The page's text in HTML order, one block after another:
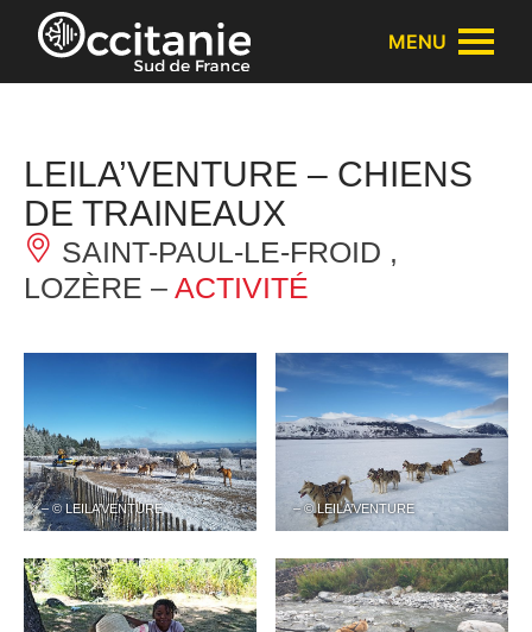
Panneau de gestion des cookies
MENU
LEILA’VENTURE – CHIENS
DE TRAINEAUX
SAINT-PAUL-LE-FROID ,
LOZÈRE – ACTIVITÉ
– © LEILA’VENTURE – © LEILA’VENTURE